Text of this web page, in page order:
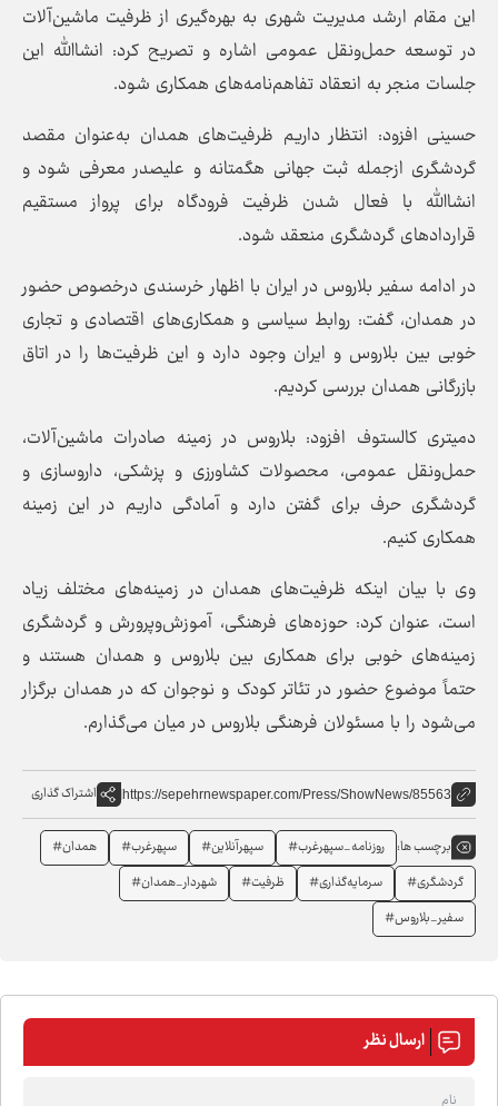
این مقام ارشد مدیریت شهری به بهره‌گیری از ظرفیت ماشین‌آلات
در توسعه حمل‌ونقل عمومی اشاره و تصریح کرد: انشاالله این
جلسات منجر به انعقاد تفاهم‌نامه‌های همکاری شود.
حسینی افزود: انتظار داریم ظرفیت‌های همدان به‌عنوان مقصد
گردشگری ازجمله ثبت جهانی هگمتانه و علیصدر معرفی شود و
انشاالله با فعال شدن ظرفیت فرودگاه برای پرواز مستقیم
قراردادهای گردشگری منعقد شود.
در ادامه سفیر بلاروس در ایران با اظهار خرسندی درخصوص حضور
در همدان، گفت: روابط سیاسی و همکاری‌های اقتصادی و تجاری
خوبی بین بلاروس و ایران وجود دارد و این ظرفیت‌ها را در اتاق
بازرگانی همدان بررسی کردیم.
دمیتری کالستوف افزود: بلاروس در زمینه صادرات ماشین‌آلات،
حمل‌ونقل عمومی، محصولات کشاورزی و پزشکی، داروسازی و
گردشگری حرف برای گفتن دارد و آمادگی داریم در این زمینه
همکاری کنیم.
وی با بیان اینکه ظرفیت‌های همدان در زمینه‌های مختلف زیاد
است، عنوان کرد: حوزه‌های فرهنگی، آموزش‌وپرورش و گردشگری
زمینه‌های خوبی برای همکاری بین بلاروس و همدان هستند و
حتماً موضوع حضور در تئاتر کودک و نوجوان که در همدان برگزار
می‌شود را با مسئولان فرهنگی بلاروس در میان می‌گذارم.
https://sepehrnewspaper.com/Press/ShowNews/85563 اشتراک گذاری
برچسب ها: روزنامه_سپهرغرب# سپهرآنلاین# سپهرغرب#
همدان#
گردشگری#
سرمایه‌گذاری# ظرفیت#
شهردار_همدان#
سفیر_بلاروس#
ارسال نظر